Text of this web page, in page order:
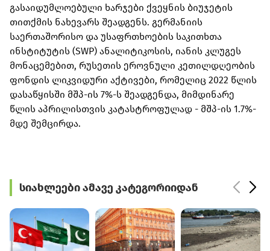
გასაიდუმლოებული ხარჯები ქვეყნის ბიუჯეტის
თითქმის ნახევარს შეადგენს. გერმანიის
საერთაშორისო და უსაფრთხოების საკითხთა
ინსტიტუტის (SWP) ანალიტიკოსის, იანის კლუგეს
მონაცემებით, რუსეთის ეროვნული კეთილდღეობის
ფონდის ლიკვიდური აქტივები, რომელიც 2022 წლის
დასაწყისში მშპ-ის 7%-ს შეადგენდა, მიმდინარე
წლის აპრილისთვის კატასტროფულად - მშპ-ის 1.7%-
მდე შემცირდა.
სიახლეები ამავე კატეგორიიდან